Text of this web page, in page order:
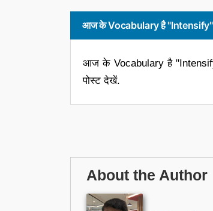
आज के Vocabulary है "Intensify"
आज के Vocabulary है
पोस्ट देखें.
About the Author